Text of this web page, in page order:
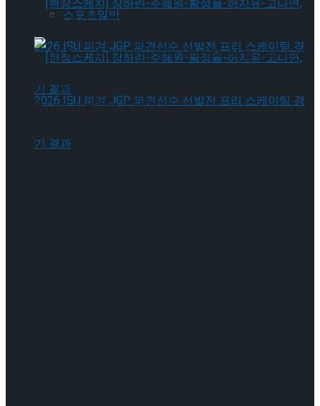
[현장스케치] 장하린-주혜원-황정율-허지유-
스포츠일반
뮤지컬 ‘메노포즈’가 지난 2018년 시즌 이후 6년 만에 오는 6월
13일(목) 한전아트센터에서 개막을 확정했다. 뮤지컬 ‘메노포
즈’는 ‘폐경’ 혹은 ‘폐경기’라는 뜻의 ‘Menopause’를 그대로 제
부정적인 인식으로 인해 끝이 아닌 월경을 완성했다는 의미인
‘완경’를 많이 사용하는 추세이다.
기’를 말 못 할 고민거리처럼 대하는 사회적 인식과 몸에서 일